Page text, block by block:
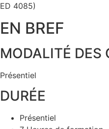
ED 4085)
EN BREF
MODALITÉ DES
Présentiel
DURÉE
Présentiel